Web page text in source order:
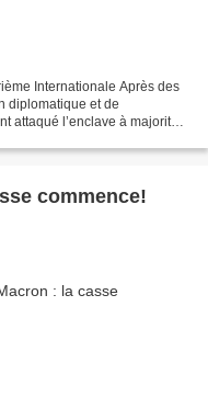
Internationale Après des
diplomatique et de
attaqué l’enclave à majorité
commence!